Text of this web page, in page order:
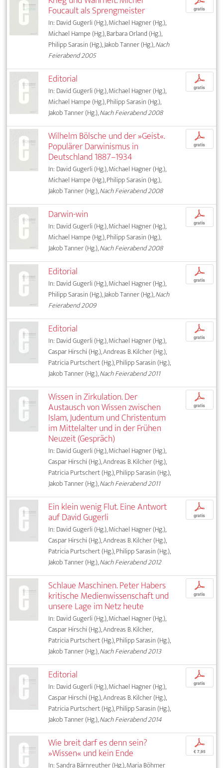
Foucault als Sprengmeister
In: David Gugerli (Hg.), Michael Hagner (Hg.),
Michael Hampe (Hg.), Barbara Orland (Hg.),
Philipp Sarasin (Hg.), Jakob Tanner (Hg.),Nach
Feierabend 2005
gratis
Editorial
In: David Gugerli (Hg.), Michael Hagner (Hg.),
Michael Hampe (Hg.), Philipp Sarasin (Hg.),
Jakob Tanner (Hg.),Nach Feierabend 2008
p
gratis
Wilhelm Bölsche und der »Geist«.
Populärer Darwinismus in
Deutschland 1887–1934
In: David Gugerli (Hg.), Michael Hagner (Hg.),
Michael Hampe (Hg.), Philipp Sarasin (Hg.),
Jakob Tanner (Hg.),Nach Feierabend 2008
p
gratis
Darwin-win
In: David Gugerli (Hg.), Michael Hagner (Hg.),
Michael Hampe (Hg.), Philipp Sarasin (Hg.),
Jakob Tanner (Hg.),Nach Feierabend 2008
p
gratis
Editorial
In: David Gugerli (Hg.), Michael Hagner (Hg.),
Philipp Sarasin (Hg.), Jakob Tanner (Hg.),Nach
Feierabend 2009
p
gratis
Editorial
In: David Gugerli (Hg.), Michael Hagner (Hg.),
Caspar Hirschi (Hg.), Andreas B. Kilcher (Hg.),
Patricia Purtschert (Hg.), Philipp Sarasin (Hg.),
Jakob Tanner (Hg.),Nach Feierabend 2011
p
gratis
Wissen in Zirkulation. Der
Austausch von Wissen zwischen
Islam, Judentum und Christentum
im Mittelalter und in der Frühen
Neuzeit (Gespräch)
In: David Gugerli (Hg.), Michael Hagner (Hg.),
Caspar Hirschi (Hg.), Andreas B. Kilcher (Hg.),
Patricia Purtschert (Hg.), Philipp Sarasin (Hg.),
Jakob Tanner (Hg.),Nach Feierabend 2011
p
gratis
Ein klein wenig Flut. Eine Antwort
auf David Gugerli
In: David Gugerli (Hg.), Michael Hagner (Hg.),
Caspar Hirschi (Hg.), Andreas B. Kilcher (Hg.),
Patricia Purtschert (Hg.), Philipp Sarasin (Hg.),
Jakob Tanner (Hg.),Nach Feierabend 2012
p
gratis
Schlaue Maschinen. Peter Habers
kritische Medienwissenschaft und
unsere Lage im Netz heute
In: David Gugerli (Hg.), Michael Hagner (Hg.),
Caspar Hirschi (Hg.), Andreas B. Kilcher,
Patricia Purtschert (Hg.), Philipp Sarasin (Hg.),
Jakob Tanner (Hg.),Nach Feierabend 2013
p
gratis
Editorial
In: David Gugerli (Hg.), Michael Hagner (Hg.),
Caspar Hirschi (Hg.), Andreas B. Kilcher (Hg.),
Patricia Purtschert (Hg.), Philipp Sarasin (Hg.),
Jakob Tanner (Hg.),Nach Feierabend 2014
p
gratis
Wie breit darf es denn sein?
»Wissen« und kein Ende
In: Sandra Bärnreuther (Hg.), Maria Böhmer
p
€ 7,95